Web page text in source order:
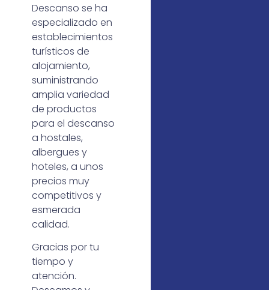
Descanso se ha
especializado en
establecimientos
turísticos de
alojamiento,
suministrando
amplia variedad
de productos
para el descanso
a hostales,
albergues y
hoteles, a unos
precios muy
competitivos y
esmerada
calidad.
Gracias por tu
tiempo y
atención.